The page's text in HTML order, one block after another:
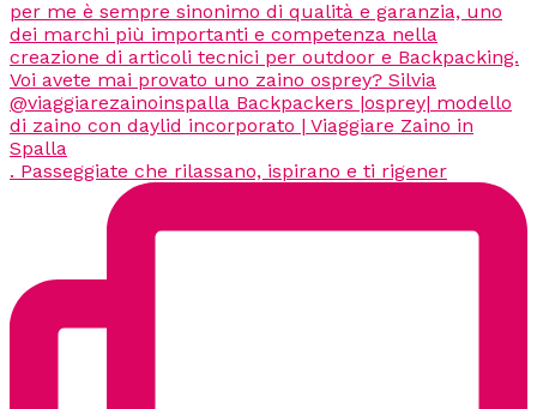
. Passeggiate che rilassano, ispirano e ti rigener